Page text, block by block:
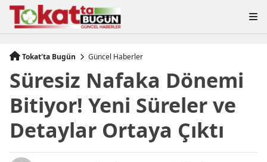
Tokat'ta Bugün Güncel Haberler
Süresiz Nafaka Dönemi
Bitiyor! Yeni Süreler ve
Detaylar Ortaya Çıktı